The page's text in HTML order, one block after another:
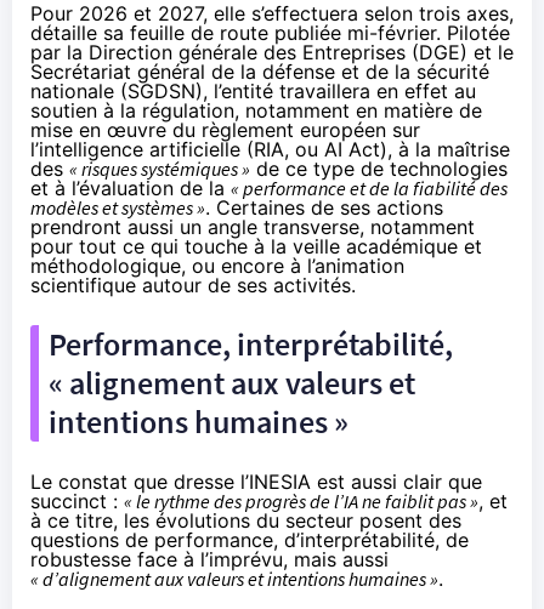
Pour 2026 et 2027, elle s’effectuera selon trois axes,
détaille sa feuille de route publiée mi-février. Pilotée
par la Direction générale des Entreprises (DGE) et le
Secrétariat général de la défense et de la sécurité
nationale (SGDSN), l’entité travaillera en effet au
soutien à la régulation, notamment en matière de
mise en œuvre du règlement européen sur
l’intelligence artificielle (RIA, ou AI Act), à la maîtrise
des « risques systémiques » de ce type de technologies
et à l’évaluation de la « performance et de la fiabilité des
modèles et systèmes ». Certaines de ses actions
prendront aussi un angle transverse, notamment
pour tout ce qui touche à la veille académique et
méthodologique, ou encore à l’animation
scientifique autour de ses activités.
Performance, interprétabilité,
« alignement aux valeurs et
intentions humaines »
Le constat que dresse l’INESIA est aussi clair que
succinct : « le rythme des progrès de l’IA ne faiblit pas », et
à ce titre, les évolutions du secteur posent des
questions de performance, d’interprétabilité, de
robustesse face à l’imprévu, mais aussi
« d’alignement aux valeurs et intentions humaines ».